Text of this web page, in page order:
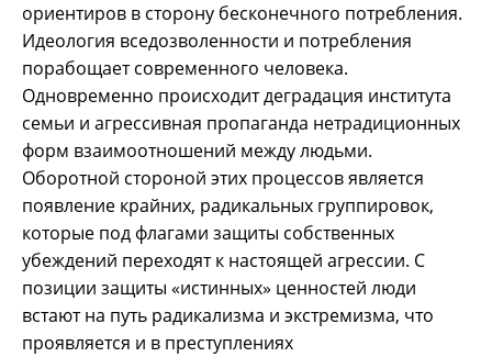
ориентиров в сторону бесконечного потребления.
Идеология вседозволенности и потребления
порабощает современного человека.
Одновременно происходит деградация института
семьи и агрессивная пропаганда нетрадиционных
форм взаимоотношений между людьми.
Оборотной стороной этих процессов является
появление крайних, радикальных группировок,
которые под флагами защиты собственных
убеждений переходят к настоящей агрессии. С
позиции защиты «истинных» ценностей люди
встают на путь радикализма и экстремизма, что
проявляется и в преступлениях